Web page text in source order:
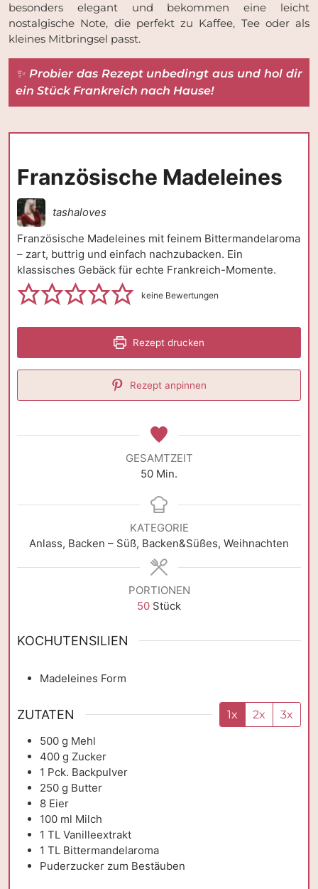
besonders elegant und bekommen eine leicht
nostalgische Note, die perfekt zu Kaffee, Tee oder als
kleines Mitbringsel passt.
✨ Probier das Rezept unbedingt aus und hol dir
ein Stück Frankreich nach Hause!
Französische Madeleines
tashaloves
Französische Madeleines mit feinem Bittermandelaroma
– zart, buttrig und einfach nachzubacken. Ein
klassisches Gebäck für echte Frankreich-Momente.
keine Bewertungen
Rezept drucken
Rezept anpinnen
GESAMTZEIT
50Minuten
Min.
KATEGORIE
Anlass, Backen – Süß, Backen&Süßes, Weihnachten
PORTIONEN
50 Stück
KOCHUTENSILIEN
Madeleines Form
ZUTATEN 1x 2x
3x
500 g Mehl
400 g Zucker
1 Pck. Backpulver
250 g Butter
8 Eier
100 ml Milch
1 TL Vanilleextrakt
1 TL Bittermandelaroma
Puderzucker zum Bestäuben